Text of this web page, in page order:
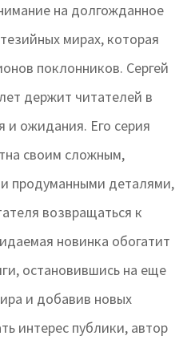
на долгожданное
мирах, которая
поклонников. Сергей
держит читателей в
и ожидания. Его серия
своим сложным,
продуманными деталями,
возвращаться к
новинка обогатит
остановившись на еще
и добавив новых
интерес публики, автор